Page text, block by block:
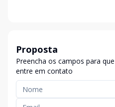
Proposta
Preencha os campos para
entre em contato